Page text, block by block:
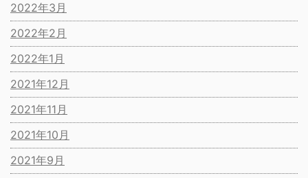
2022年3月
2022年2月
2022年1月
2021年12月
2021年11月
2021年10月
2021年9月